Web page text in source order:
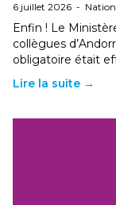
6 juillet 2026 -
Enfin ! Le
collègues
obligatoire était
Lire la suite →